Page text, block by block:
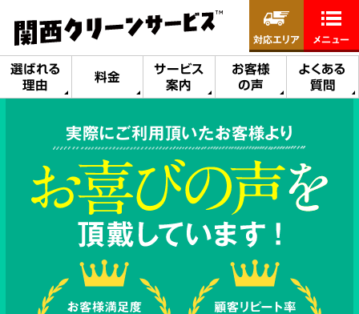
選ばれる
理由
料金
サービス
案内
お客様
の声
よくある
質問
対応エリア メニュー
実際にご利用頂いたお客様より